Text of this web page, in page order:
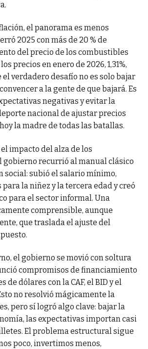
el panorama es menos
2025 con más de 20 % de
del precio de los combustibles
precios en enero de 2026, 1,31%,
verdadero desafío no es solo bajar
a la gente de que bajará. Es
negativas y evitar la
nacional de ajustar precios
hoy la madre de todas las batallas.
impacto del alza de los
gobierno recurrió al manual clásico
social: subió el salario mínimo,
la niñez y la tercera edad y creó
para el sector informal. Una
comprensible, aunque
que traslada el ajuste del
el gobierno se movió con soltura
compromisos de financiamiento
de dólares con la CAF, el BID y el
no resolvió mágicamente la
pero sí logró algo clave: bajar la
las expectativas importan casi
El problema estructural sigue
poco, invertimos menos,